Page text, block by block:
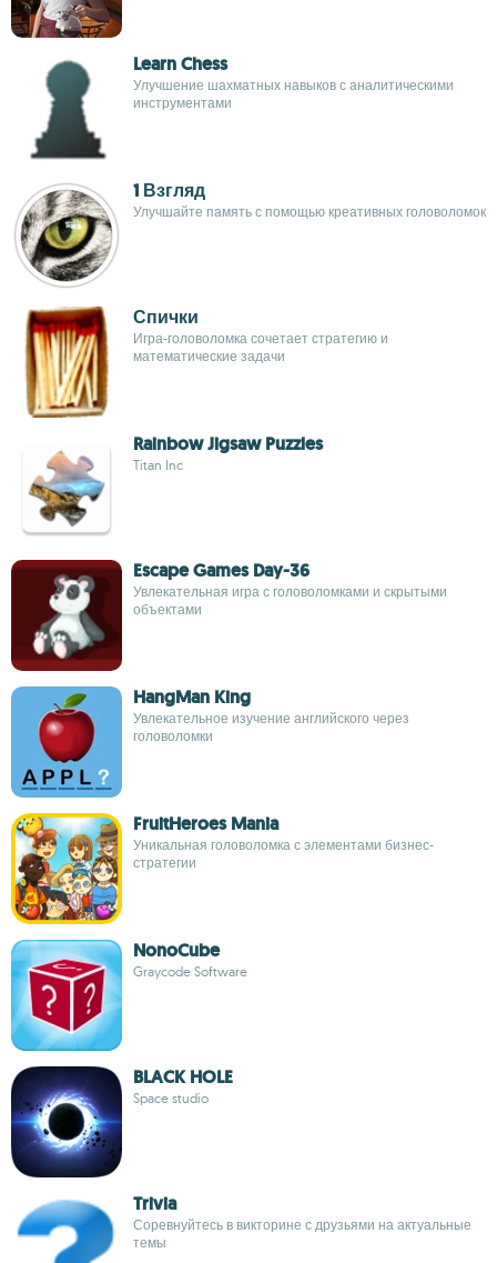
Learn Chess
Улучшение шахматных навыков с аналитическими
инструментами
1 Взгляд
Улучшайте память с помощью креативных головоломок
Спички
Игра-головоломка сочетает стратегию и
математические задачи
Rainbow Jigsaw Puzzles
Titan Inc
Escape Games Day-36
Увлекательная игра с головоломками и скрытыми
объектами
HangMan King
Увлекательное изучение английского через
головоломки
FruitHeroes Mania
Уникальная головоломка с элементами бизнес-
стратегии
NonoCube
Graycode Software
BLACK HOLE
Space studio
Trivia
Соревнуйтесь в викторине с друзьями на актуальные
темы